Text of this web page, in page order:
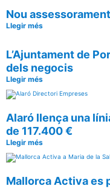
Nou
Llegir més
L’Ajuntament de
dels negocis
Llegir més
Alaró llença una
de 117.400 €
Llegir més
Mallorca Activa es